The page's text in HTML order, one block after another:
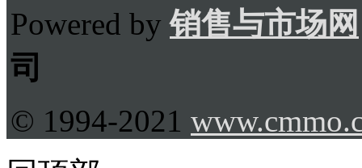
Powered by销售与市场网
司
© 1994-2021